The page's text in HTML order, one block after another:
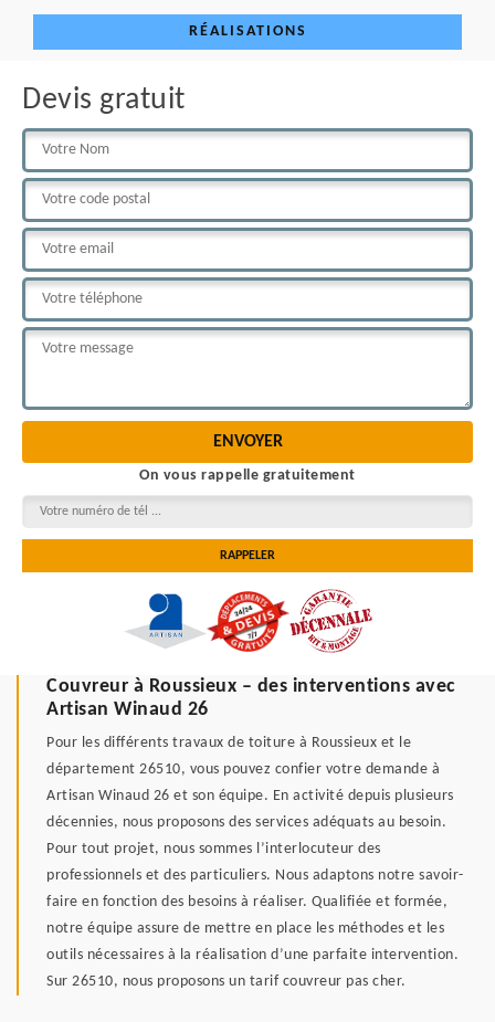
RÉALISATIONS
Devis gratuit
On vous rappelle gratuitement
Couvreur à Roussieux – des interventions avec
Artisan Winaud 26
Pour les différents travaux de toiture à Roussieux et le
département 26510, vous pouvez confier votre demande à
Artisan Winaud 26 et son équipe. En activité depuis plusieurs
décennies, nous proposons des services adéquats au besoin.
Pour tout projet, nous sommes l’interlocuteur des
professionnels et des particuliers. Nous adaptons notre savoir-
faire en fonction des besoins à réaliser. Qualifiée et formée,
notre équipe assure de mettre en place les méthodes et les
outils nécessaires à la réalisation d’une parfaite intervention.
Sur 26510, nous proposons un tarif couvreur pas cher.